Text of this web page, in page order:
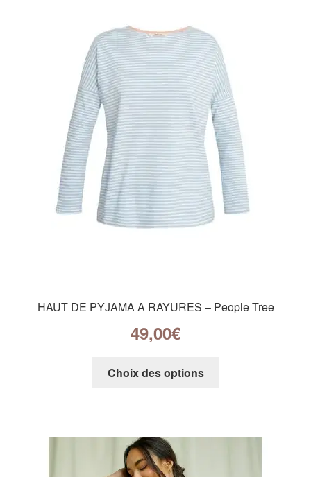
HAUT DE PYJAMA A RAYURES – People Tree
49,00€
Choix des options